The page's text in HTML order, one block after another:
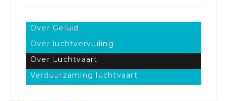
Over Geluid
Over luchtvervuiling
Over Luchtvaart
Verduurzaming luchtvaart